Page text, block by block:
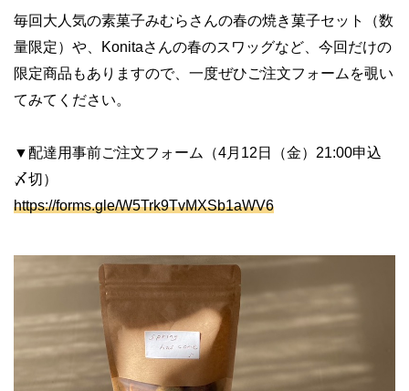
毎回大人気の素菓子みむらさんの春の焼き菓子セット（数
量限定）や、Konitaさんの春のスワッグなど、今回だけの
限定商品もありますので、一度ぜひご注文フォームを覗い
てみてください。
▼配達用事前ご注文フォーム（4月12日（金）21:00申込
〆切）
https://forms.gle/W5Trk9TvMXSb1aWV6